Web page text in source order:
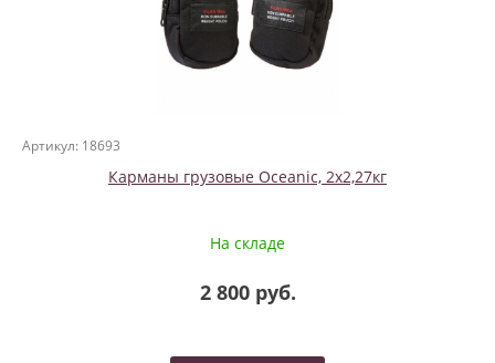
Артикул: 18693
Карманы грузовые Oceanic, 2х2,27кг
На складе
2 800 руб.